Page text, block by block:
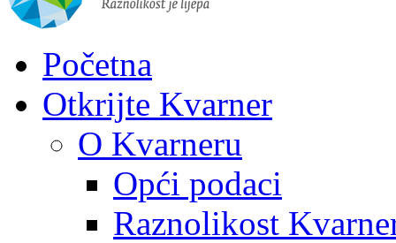
Početna
Otkrijte Kvarner
O Kvarneru
Opći podaci
Raznolikost